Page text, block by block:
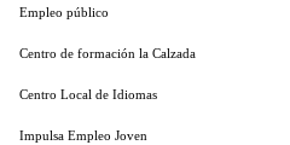
Empleo público
Centro de formación la Calzada
Centro Local de Idiomas
Impulsa Empleo Joven